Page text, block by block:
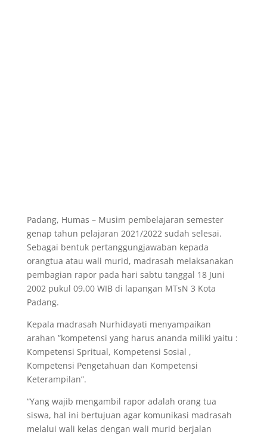
Padang, Humas – Musim pembelajaran semester
genap tahun pelajaran 2021/2022 sudah selesai.
Sebagai bentuk pertanggungjawaban kepada
orangtua atau wali murid, madrasah melaksanakan
pembagian rapor pada hari sabtu tanggal 18 Juni
2002 pukul 09.00 WIB di lapangan MTsN 3 Kota
Padang.
Kepala madrasah Nurhidayati menyampaikan
arahan ”kompetensi yang harus ananda miliki yaitu :
Kompetensi Spritual, Kompetensi Sosial ,
Kompetensi Pengetahuan dan Kompetensi
Keterampilan”.
“Yang wajib mengambil rapor adalah orang tua
siswa, hal ini bertujuan agar komunikasi madrasah
melalui wali kelas dengan wali murid berjalan